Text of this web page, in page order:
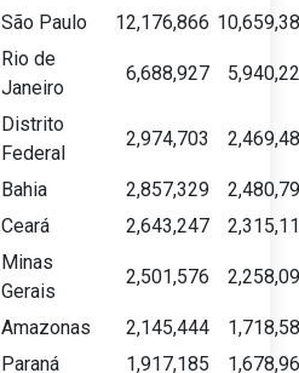
São Paulo 12,176,866
Rio de
Janeiro
6,688,927
Distrito
Federal
2,974,703
Bahia 2,857,329
Ceará 2,643,247
Minas
Gerais
2,501,576
Amazonas 2,145,444
Paraná 1,917,185